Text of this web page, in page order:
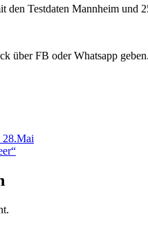
Testdaten Mannheim und
über FB oder Whatsapp geben.
28.Mai